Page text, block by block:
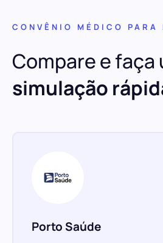
CONVÊNIO MÉDICO PARA
Compare e faça
simulação
Porto Saúde